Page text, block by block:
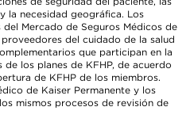
la necesidad geográfica. Los
Mercado de Seguros Médicos de
del cuidado de la salud
que participan en la
los planes de KFHP, de acuerdo
de KFHP de los miembros.
de Kaiser Permanente y los
mismos procesos de revisión de